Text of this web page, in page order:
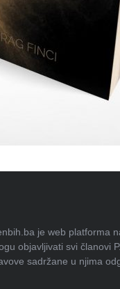
je web platforma
objavljivati svi članovi
sadržane u njima